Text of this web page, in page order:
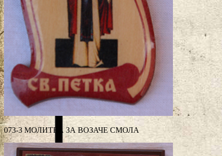
073-3 МОЛИТВА ЗА ВОЗАЧЕ СМОЛА